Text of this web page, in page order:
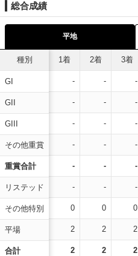
総合成績
平地
種別
GI
GII
GIII
その他重賞
重賞合計
リステッド
その他特別
平場
合計
1着 2着 3着
- - -
- - -
- - -
- - -
- - -
- - -
0 0 0
2 2 2
2 2 2